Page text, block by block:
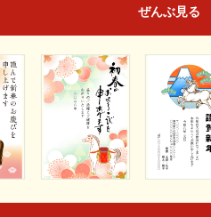
ぜんぶ見る